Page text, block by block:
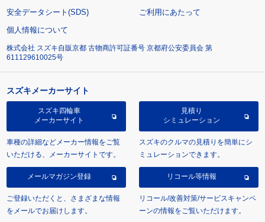
安全データシート(SDS)
ご利用にあたって
個人情報について
株式会社 スズキ自販京都 古物商許可証番号 京都府公安委員会 第
611129610025号
スズキメーカーサイト
スズキ四輪車
メーカーサイト
車種の詳細などメーカー情報をご覧
いただける、メーカーサイトです。
見積り
シミュレーション
スズキのクルマの見積りを簡単にシ
ミュレーションできます。
メールマガジン登録
ご登録いただくと、さまざまな情報
をメールでお届けします。
リコール等情報
リコール/改善対策/サービスキャンペ
ーンの情報をご覧いただけます。